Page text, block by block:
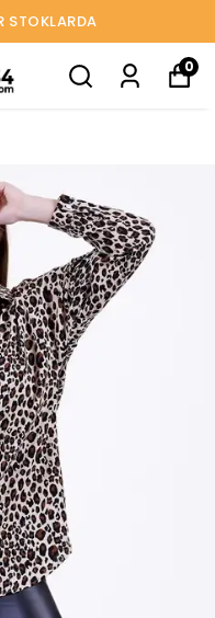
STOKLARDA
0